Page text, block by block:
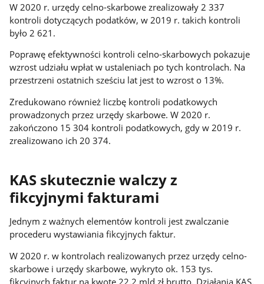
W 2020 r. urzędy celno-skarbowe zrealizowały 2 337
kontroli dotyczących podatków, w 2019 r. takich kontroli
było 2 621.
Poprawę efektywności kontroli celno-skarbowych pokazuje
wzrost udziału wpłat w ustaleniach po tych kontrolach. Na
przestrzeni ostatnich sześciu lat jest to wzrost o 13%.
Zredukowano również liczbę kontroli podatkowych
prowadzonych przez urzędy skarbowe. W 2020 r.
zakończono 15 304 kontroli podatkowych, gdy w 2019 r.
zrealizowano ich 20 374.
KAS skutecznie walczy z
fikcyjnymi fakturami
Jednym z ważnych elementów kontroli jest zwalczanie
procederu wystawiania fikcyjnych faktur.
W 2020 r. w kontrolach realizowanych przez urzędy celno-
skarbowe i urzędy skarbowe, wykryto ok. 153 tys.
fikcyjnych faktur na kwotę 22,2 mld zł brutto. Działania KAS,